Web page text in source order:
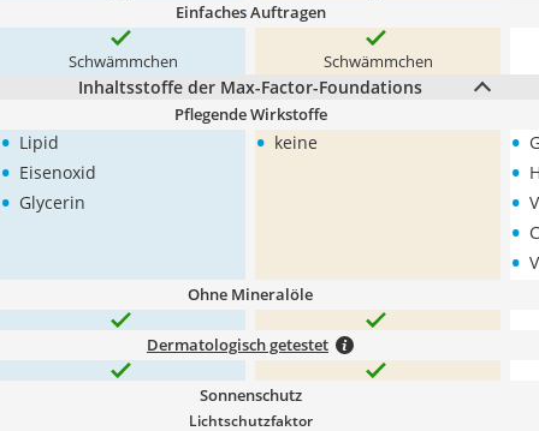
Einfaches Auftragen
Schwämmchen Schwämmchen
Inhaltsstoffe der Max-Factor-Foundations
Pflegende Wirkstoffe
• Lipid
• Eisenoxid
• Glycerin
• keine •
•
•
•
•
Ohne Mineralöle
Dermatologisch getestet
Sonnenschutz
Lichtschutzfaktor